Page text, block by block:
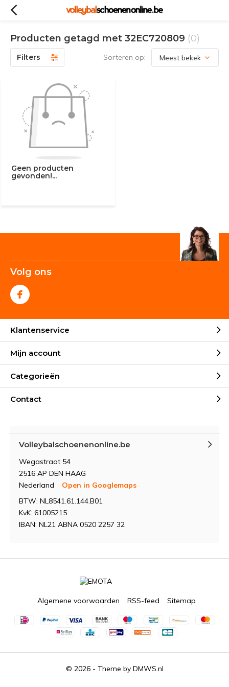
Producten getagd met 32EC720809 (0)
Filters Sorteren op:
Geen producten
gevonden!...
Volg ons
Klantenservice
Mijn account
Categorieën
Contact
Volleybalschoenenonline.be
Wegastraat 54
2516 AP DEN HAAG
Nederland
Open in Googlemaps
BTW: NL8541.61.144.B01
KvK: 61005215
IBAN: NL21 ABNA 0520 2257 32
© 2026 - Theme by DMWS.nl
Algemene voorwaarden RSS-feed Sitemap